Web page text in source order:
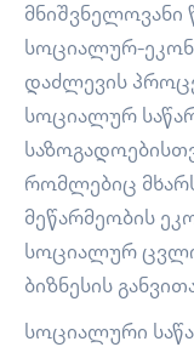
მნიშვნელოვანი
სოციალურ-
დაძლევის
სოციალურ
რომლებიც
მეწარმეობის
სოციალურ
ბიზნესის
სოციალური